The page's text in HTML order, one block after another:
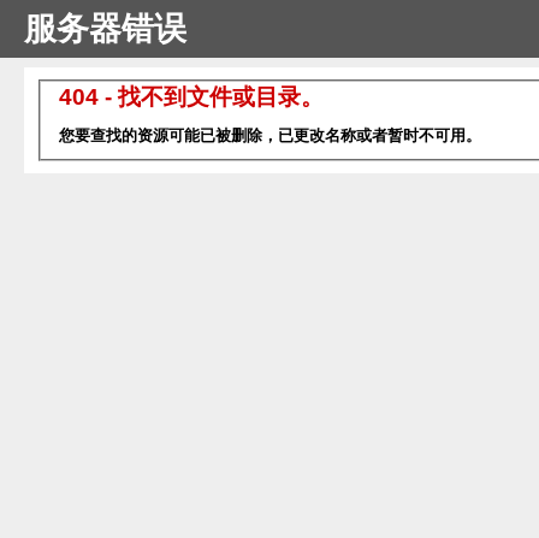
服务器错误
404 - 找不到文件或目录。
您要查找的资源可能已被删除，已更改名称或者暂时不可用。